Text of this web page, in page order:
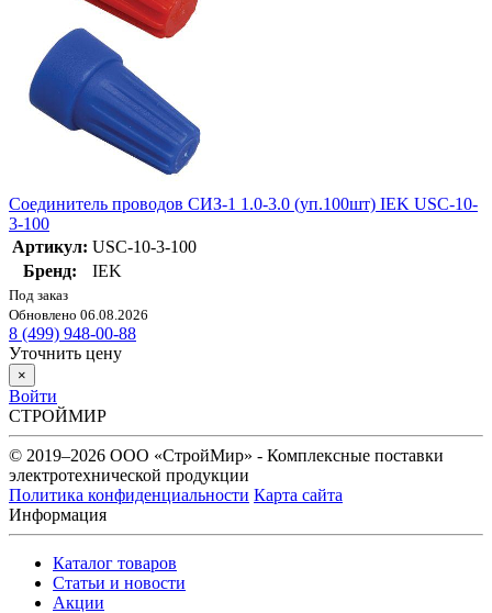
Соединитель проводов СИЗ-1 1.0-3.0 (уп.100шт) IEK USC-10-
3-100
Артикул: USC-10-3-100
Бренд:
IEK
Под заказ
Обновлено 06.08.2026
8 (499) 948-00-88
Уточнить цену
×
Войти
СТРОЙМИР
© 2019–2026 ООО «СтройМир» - Комплексные поставки
электротехнической продукции
Политика конфиденциальности Карта сайта
Информация
Каталог товаров
Статьи и новости
Акции